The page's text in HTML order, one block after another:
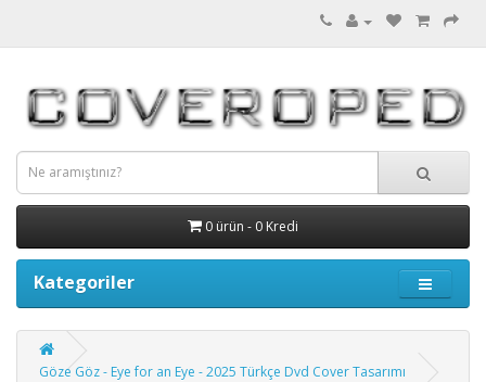
0 ürün - 0 Kredi
Kategoriler
Göze Göz - Eye for an Eye - 2025 Türkçe Dvd Cover Tasarımı